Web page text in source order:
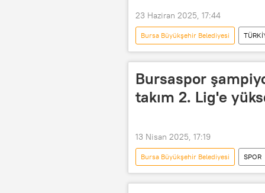
23 Haziran 2025, 17:44
Bursa Büyükşehir Belediyesi
Bursa Belediyesi
Eylem
Bursaspor
takım 2. Lig'e
13 Nisan 2025, 17:19
Bursa Büyükşehir Belediyesi SPOR
Bursa Belediyesi
Futbol